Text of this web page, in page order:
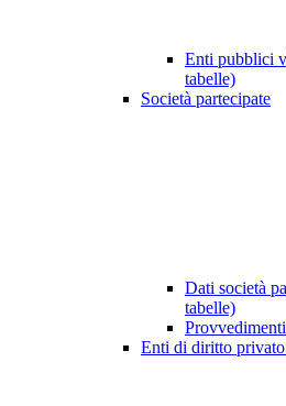
Enti pubblici
tabelle)
Società partecipate
Dati società
tabelle)
Provvedimenti
Enti di diritto